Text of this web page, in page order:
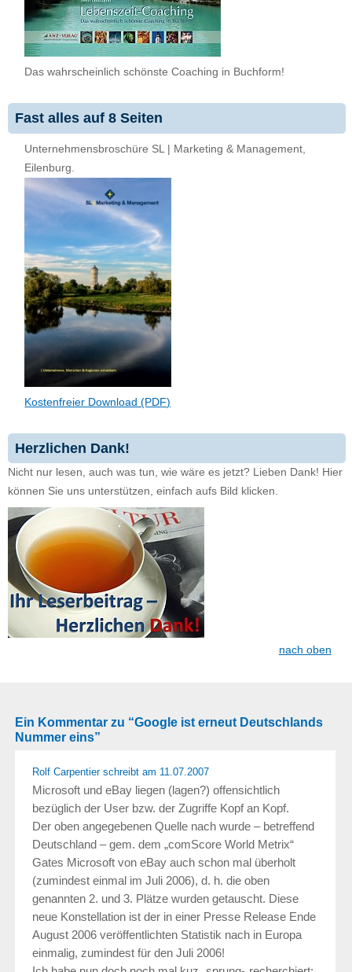
Das wahrscheinlich schönste Coaching in Buchform!
Fast alles auf 8 Seiten
Unternehmensbroschüre SL | Marketing & Management,
Eilenburg.
Kostenfreier Download (PDF)
Herzlichen Dank!
Nicht nur lesen, auch was tun, wie wäre es jetzt? Lieben Dank! Hier
können Sie uns unterstützen, einfach aufs Bild klicken.
nach oben
Ein Kommentar zu “Google ist erneut Deutschlands
Nummer eins”
Rolf Carpentier schreibt am 11.07.2007
Microsoft und eBay liegen (lagen?) offensichtlich
bezüglich der User bzw. der Zugriffe Kopf an Kopf.
Der oben angegebenen Quelle nach wurde – betreffend
Deutschland – gem. dem „comScore World Metrix“
Gates Microsoft von eBay auch schon mal überholt
(zumindest einmal im Juli 2006), d. h. die oben
genannten 2. und 3. Plätze wurden getauscht. Diese
neue Konstellation ist der in einer Presse Release Ende
August 2006 veröffentlichten Statistik nach in Europa
einmalig, zumindest für den Juli 2006!